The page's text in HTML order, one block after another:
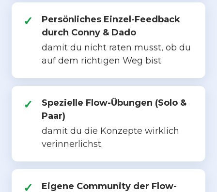
Persönliches Einzel-Feedback
durch Conny & Dado
damit du nicht raten musst, ob du
auf dem richtigen Weg bist.
Spezielle Flow-Übungen (Solo &
Paar)
damit du die Konzepte wirklich
verinnerlichst.
Eigene Community der Flow-